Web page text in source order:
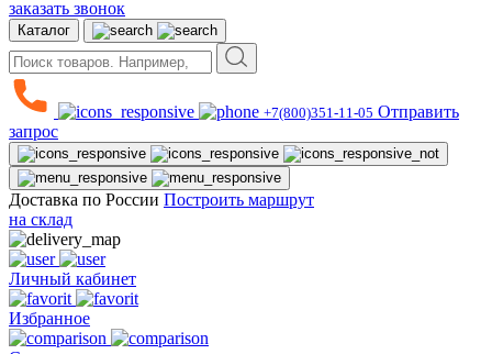
заказать звонок
Каталог
+7(800)351-11-05 Отправить
запрос
Доставка по России Построить маршрут
на склад
Личный кабинет
Избранное